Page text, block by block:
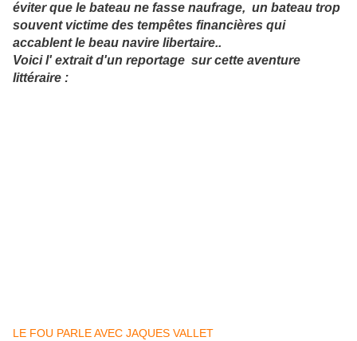
éviter que le bateau ne fasse naufrage, un bateau trop
souvent victime des tempêtes financières qui
accablent le beau navire libertaire..
Voici l' extrait d'un reportage sur cette aventure
littéraire :
LE FOU PARLE AVEC JAQUES VALLET